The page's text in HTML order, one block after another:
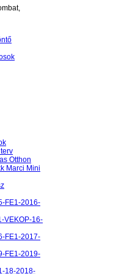
Otthon
Marci Mini
FE1-2016-
VEKOP-16-
FE1-2017-
FE1-2019-
18-2018-